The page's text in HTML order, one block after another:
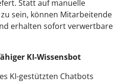
Statt auf manuelle
sein, können Mitarbeitende
erhalten sofort verwertbare
KI-Wissensbot
KI-gestützten Chatbots